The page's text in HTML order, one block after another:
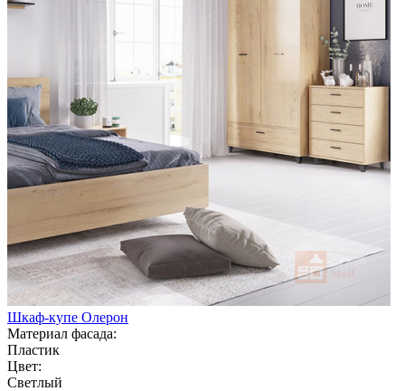
Шкаф-купе Олерон
Материал фасада:
Пластик
Цвет:
Светлый